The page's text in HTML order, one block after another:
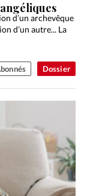
Aujourd'hui
Dossier
d’un archevêque
d’un autre... La